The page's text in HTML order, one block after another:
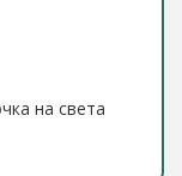
на света